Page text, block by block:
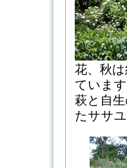
花、秋
ていま
萩と自
たササ